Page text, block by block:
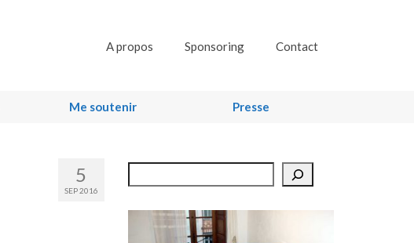
A propos Sponsoring Contact
Me soutenir Presse
5
SEP 2016